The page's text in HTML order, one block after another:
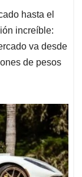
hasta el
increíble:
va desde
de pesos